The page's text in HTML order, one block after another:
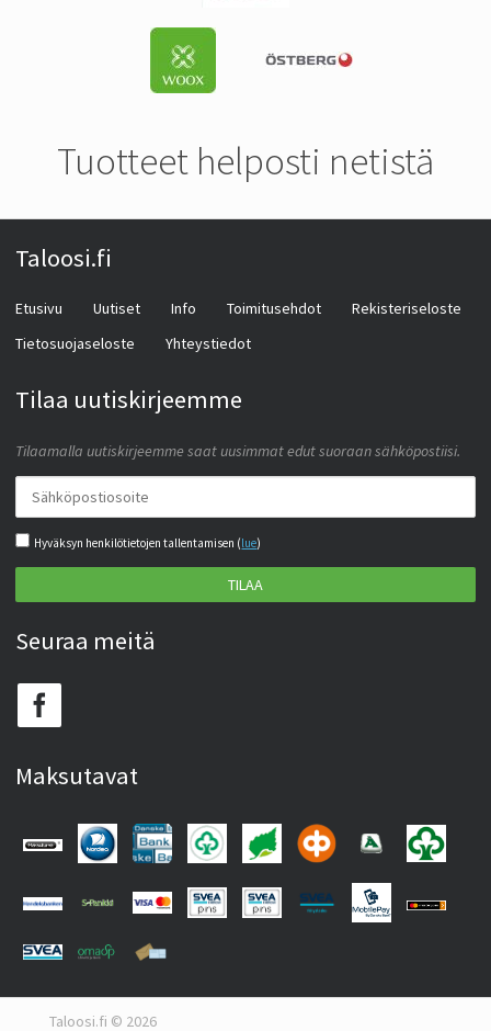
Tuotteet helposti netistä
Taloosi.fi
Etusivu Uutiset Info Toimitusehdot
Rekisteriseloste
Tietosuojaseloste
Yhteystiedot
Tilaa uutiskirjeemme
Tilaamalla uutiskirjeemme saat uusimmat edut suoraan sähköpostiisi.
Hyväksyn henkilötietojen tallentamisen (lue)
TILAA
Seuraa meitä
Maksutavat
Taloosi.fi © 2026